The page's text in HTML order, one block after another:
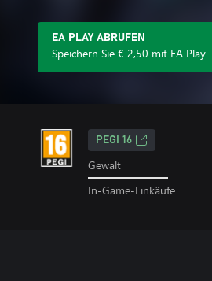
EA PLAY ABRUFEN
Speichern Sie € 2,50 mit EA Play
PEGI 16
Gewalt
In-Game-Einkäufe